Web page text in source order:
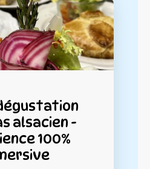
alsacien -
100%